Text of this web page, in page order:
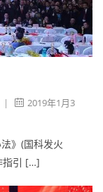
|
2019年1月3
》(国科发火
指引 […]